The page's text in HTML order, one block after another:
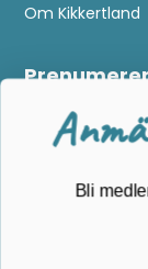
Om Kikkertland
Följ oss på
Nyheter: